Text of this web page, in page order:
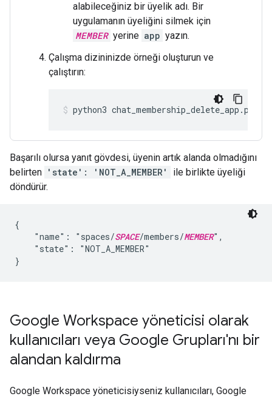
alabileceğiniz bir üyelik adı. Bir
uygulamanın üyeliğini silmek için
MEMBER yerine app yazın.
Çalışma dizininizde örneği oluşturun ve
çalıştırın:
python3 chat_membership_delete_app.py
Başarılı olursa yanıt gövdesi, üyenin artık alanda olmadığını
belirten 'state': 'NOT_A_MEMBER'
ile birlikte üyeliği
döndürür.
{
    "name": "spaces/
SPACE/members/MEMBER",
    "state": "NOT_A_MEMBER"
Google Workspace yöneticisi olarak
kullanıcıları veya Google Grupları'nı bir
alandan kaldırma
Google Workspace yöneticisiyseniz kullanıcıları, Google